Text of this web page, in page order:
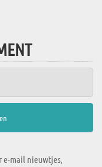
e-mail nieuwtjes,